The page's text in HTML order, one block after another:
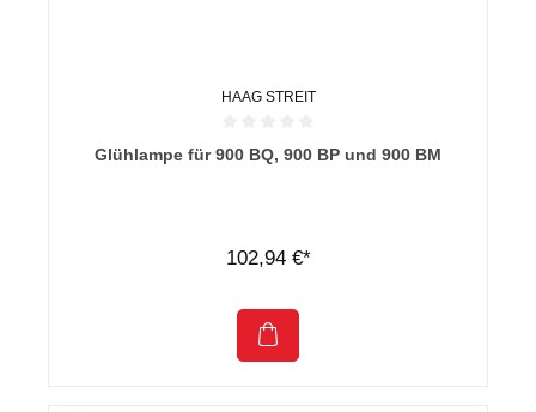
HAAG STREIT
Durchschnittliche Bewertung von 0 von 5 Sternen
Glühlampe für 900 BQ, 900 BP und 900 BM
102,94 €*